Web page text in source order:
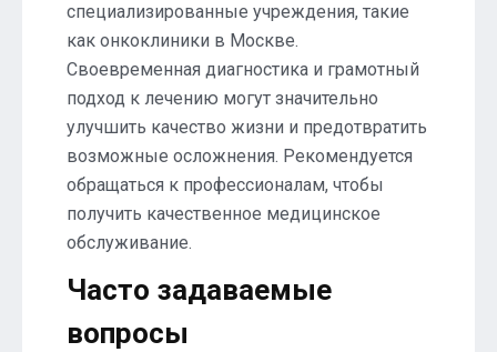
специализированные учреждения, такие
как онкоклиники в Москве.
Своевременная диагностика и грамотный
подход к лечению могут значительно
улучшить качество жизни и предотвратить
возможные осложнения. Рекомендуется
обращаться к профессионалам, чтобы
получить качественное медицинское
обслуживание.
Часто задаваемые
вопросы